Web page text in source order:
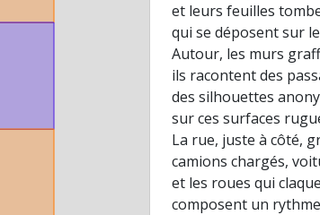
et leurs feuilles
qui se déposent sur
Autour, les murs
ils racontent des
des silhouettes
sur ces surfaces
La rue, juste à côté,
camions chargés,
et les roues qui
composent un